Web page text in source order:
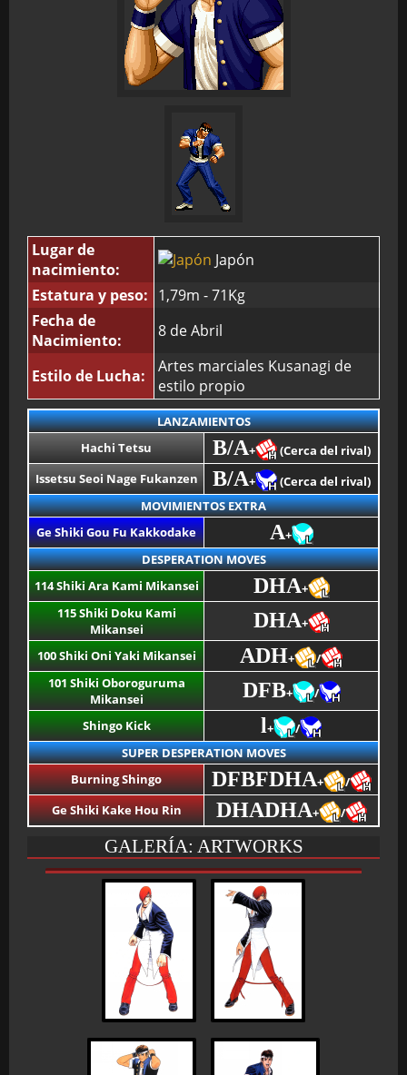
Lugar de
nacimiento:
Japón
Estatura y peso: 1,79m - 71Kg
Fecha de
Nacimiento:
8 de Abril
Estilo de Lucha:
Artes marciales Kusanagi de
estilo propio
LANZAMIENTOS
Hachi Tetsu
B/A+
(Cerca del rival)
Issetsu Seoi Nage Fukanzen
B/A+
(Cerca del rival)
MOVIMIENTOS EXTRA
Ge Shiki Gou Fu Kakkodake
A+
DESPERATION MOVES
114 Shiki Ara Kami Mikansei
DHA+
115 Shiki Doku Kami
Mikansei
DHA+
100 Shiki Oni Yaki Mikansei
ADH+
/
101 Shiki Oboroguruma
Mikansei
DFB+
/
Shingo Kick
l+
/
SUPER DESPERATION MOVES
Burning Shingo
DFBFDHA+
/
Ge Shiki Kake Hou Rin
DHADHA+ /
GALERÍA: ARTWORKS